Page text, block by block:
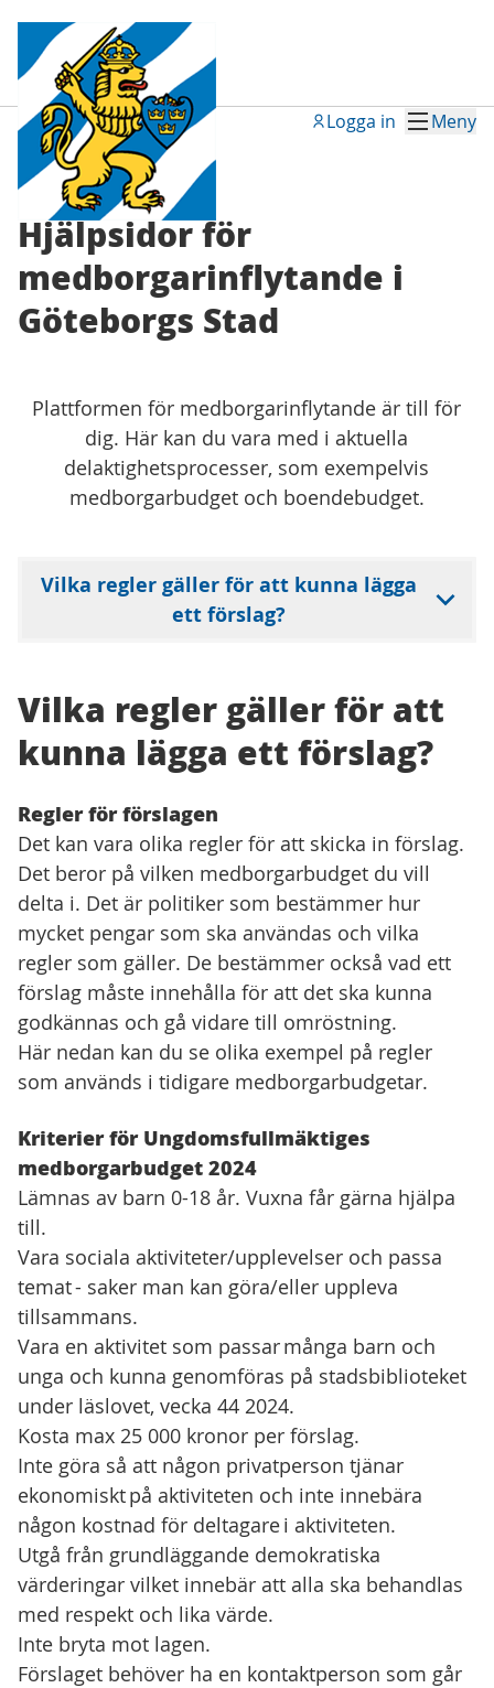
Meny
Logga in
Hjälpsidor för
medborgarinflytande i
Göteborgs Stad
Plattformen för medborgarinflytande är till för
dig. Här kan du vara med i aktuella
delaktighetsprocesser, som exempelvis
medborgarbudget och boendebudget.
Vilka regler gäller för att kunna lägga
ett förslag?
Vilka regler gäller för att
kunna lägga ett förslag?
Regler för förslagen
Det kan vara olika regler för att skicka in förslag.
Det beror på vilken medborgarbudget du vill
delta i. Det är politiker som bestämmer hur
mycket pengar som ska användas och vilka
regler som gäller. De bestämmer också vad ett
förslag måste innehålla för att det ska kunna
godkännas och gå vidare till omröstning.
Här nedan kan du se olika exempel på regler
som används i tidigare medborgarbudgetar.
Kriterier för Ungdomsfullmäktiges
medborgarbudget 2024
Lämnas av barn 0-18 år. Vuxna får gärna hjälpa
till.
Vara sociala aktiviteter/upplevelser och passa
temat - saker man kan göra/eller uppleva
tillsammans.
Vara en aktivitet som passar många barn och
unga och kunna genomföras på stadsbiblioteket
under läslovet, vecka 44 2024.
Kosta max 25 000 kronor per förslag.
Inte göra så att någon privatperson tjänar
ekonomiskt på aktiviteten och inte innebära
någon kostnad för deltagare i aktiviteten.
Utgå från grundläggande demokratiska
värderingar vilket innebär att alla ska behandlas
med respekt och lika värde.
Inte bryta mot lagen.
Förslaget behöver ha en kontaktperson som går